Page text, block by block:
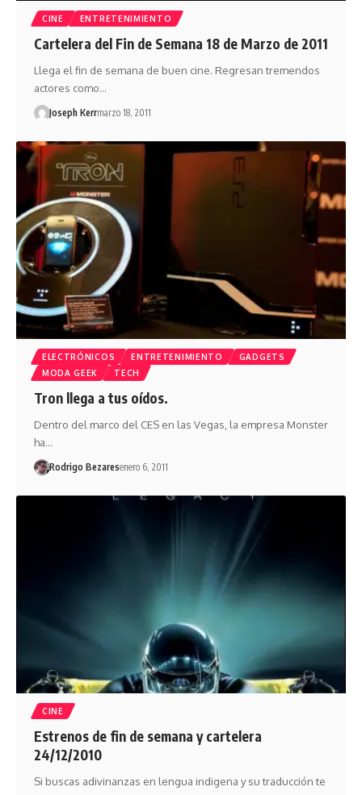
CINE ENTRETENIMIENTO
Cartelera del Fin de Semana 18 de Marzo de 2011
Llega el fin de semana de buen cine. Regresan tremendos
actores como…
Joseph Kerrmarzo 18, 2011
ELECTRÓNICOS ENTRETENIMIENTO
GADGETS
MODA GEEK
TECH
Tron llega a tus oídos.
Dentro del marco del CES en las Vegas, la empresa Monster
ha…
Rodrigo Bezaresenero 6, 2011
CINE
Estrenos de fin de semana y cartelera
24/12/2010
Si buscas adivinanzas en lengua indigena y su traducción te